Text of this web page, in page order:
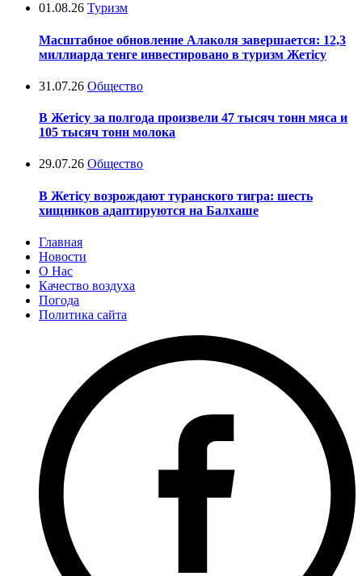
01.08.26 Туризм
Масштабное обновление Алаколя завершается: 12,3
миллиарда тенге инвестировано в туризм Жетісу
31.07.26 Общество
В Жетісу за полгода произвели 47 тысяч тонн мяса и
105 тысяч тонн молока
29.07.26 Общество
В Жетісу возрождают туранского тигра: шесть
хищников адаптируются на Балхаше
Главная
Новости
О Нас
Качество воздуха
Погода
Политика сайта